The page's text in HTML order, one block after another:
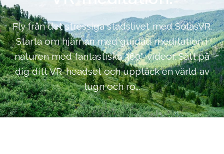
Fly från det stressiga stadslivet med SolasVR.
Starta om hjärnan med guidad meditation i
naturen med fantastiska 360°-videor. Sätt på
dig ditt VR-headset och upptäck en värld av
lugn och ro...